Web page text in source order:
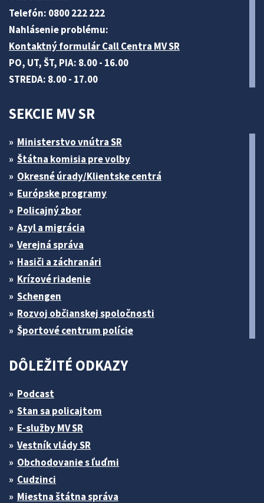
Telefón: 0800 222 222
Nahlásenie problému:
Kontaktný formulár Call Centra MV SR
PO, UT, ŠT, PIA: 8.00 - 16.00
STREDA: 8.00 - 17.00
SEKCIE MV SR
Ministerstvo vnútra SR
Štátna komisia pre volby
Okresné úrady/Klientske centrá
Európske programy
Policajný zbor
Azyl a migrácia
Verejná správa
Hasiči a záchranári
Krízové riadenie
Schengen
Rozvoj občianskej spoločnosti
Športové centrum polície
DÔLEŽITÉ ODKAZY
Podcast
Stan sa policajtom
E-služby MV SR
Vestník vlády SR
Obchodovanie s ľuďmi
Cudzinci
Miestna štátna správa